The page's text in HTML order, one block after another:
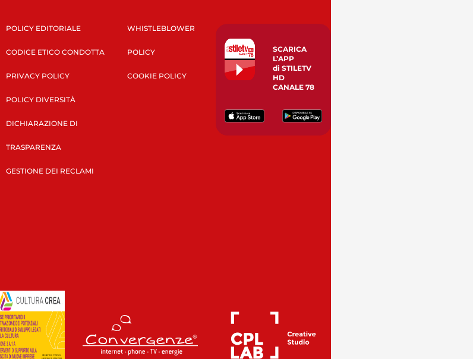
POLICY EDITORIALE
CODICE ETICO CONDOTTA
PRIVACY POLICY
POLICY DIVERSITÀ
DICHIARAZIONE DI
TRASPARENZA
GESTIONE DEI RECLAMI
WHISTLEBLOWER
POLICY
COOKIE POLICY
SCARICA
L’APP
di STILETV
HD
CANALE 78